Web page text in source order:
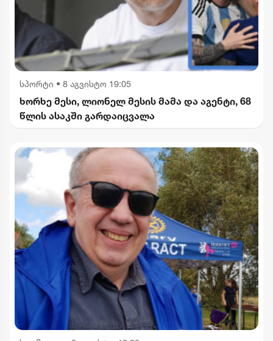
სპორტი • 8 აგვისტო 19:05
ხორხე მესი, ლიონელ მესის მამა და აგენტი, 68
წლის ასაკში გარდაიცვალა